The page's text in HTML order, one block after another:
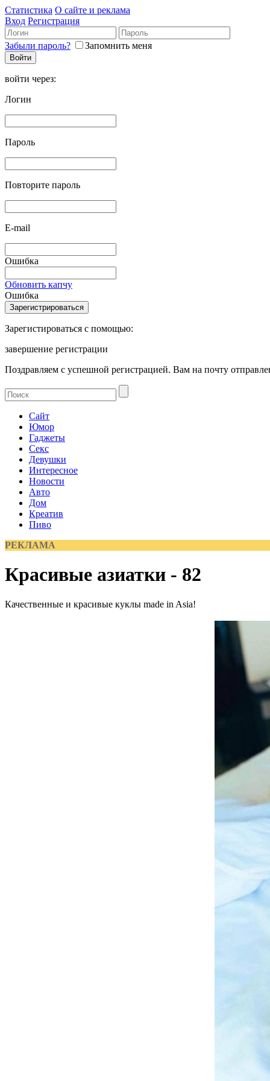
Статистика О сайте и реклама
Вход Регистрация
Забыли пароль? Запомнить меня
войти через:
Логин
Пароль
Повторите пароль
E-mail
Ошибка
Обновить капчу
Ошибка
Зарегистироваться с помощью:
завершение регистрации
Поздравляем с успешной регистрацией. Вам на почту
Сайт
Юмор
Гаджеты
Секс
Девушки
Интересное
Новости
Авто
Дом
Креатив
Пиво
РЕКЛАМА
Красивые азиатки - 82
Качественные и красивые куклы made in Asia!